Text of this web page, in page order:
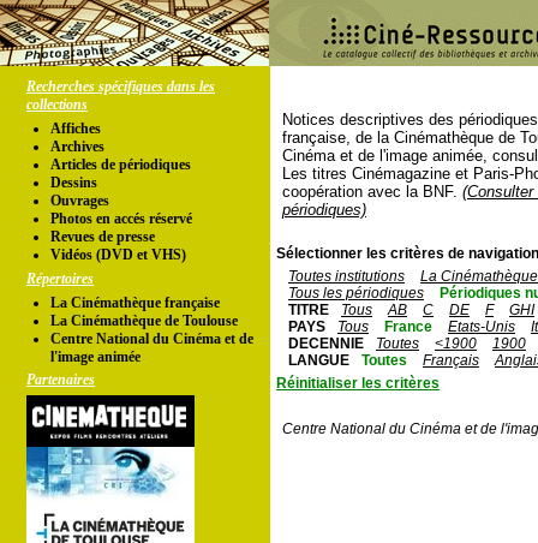
Recherches spécifiques dans les
collections
Affiches
Archives
Articles de périodiques
Dessins
Ouvrages
Photos en accés réservé
Revues de presse
Vidéos (DVD et VHS)
Répertoires
La Cinémathèque française
La Cinémathèque de Toulouse
Centre National du Cinéma et de
l'image animée
Partenaires
Notices descriptives des
française, de la Cinémathèque de
Cinéma et de l'image animée,
Les titres Cinémagazine et Paris-
coopération avec la BNF.
périodiques)
Sélectionner les critères de
Toutes institutions
La
Tous les périodiques
Périodiques
TITRE
Tous AB C DE F
GHI
PAYS
Tous France Etats-Unis
DECENNIE
Toutes <1900
1900
LANGUE
Toutes Français
Réinitialiser les critères
Centre National du Cinéma et de